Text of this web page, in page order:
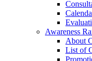
Awareness
About
List of